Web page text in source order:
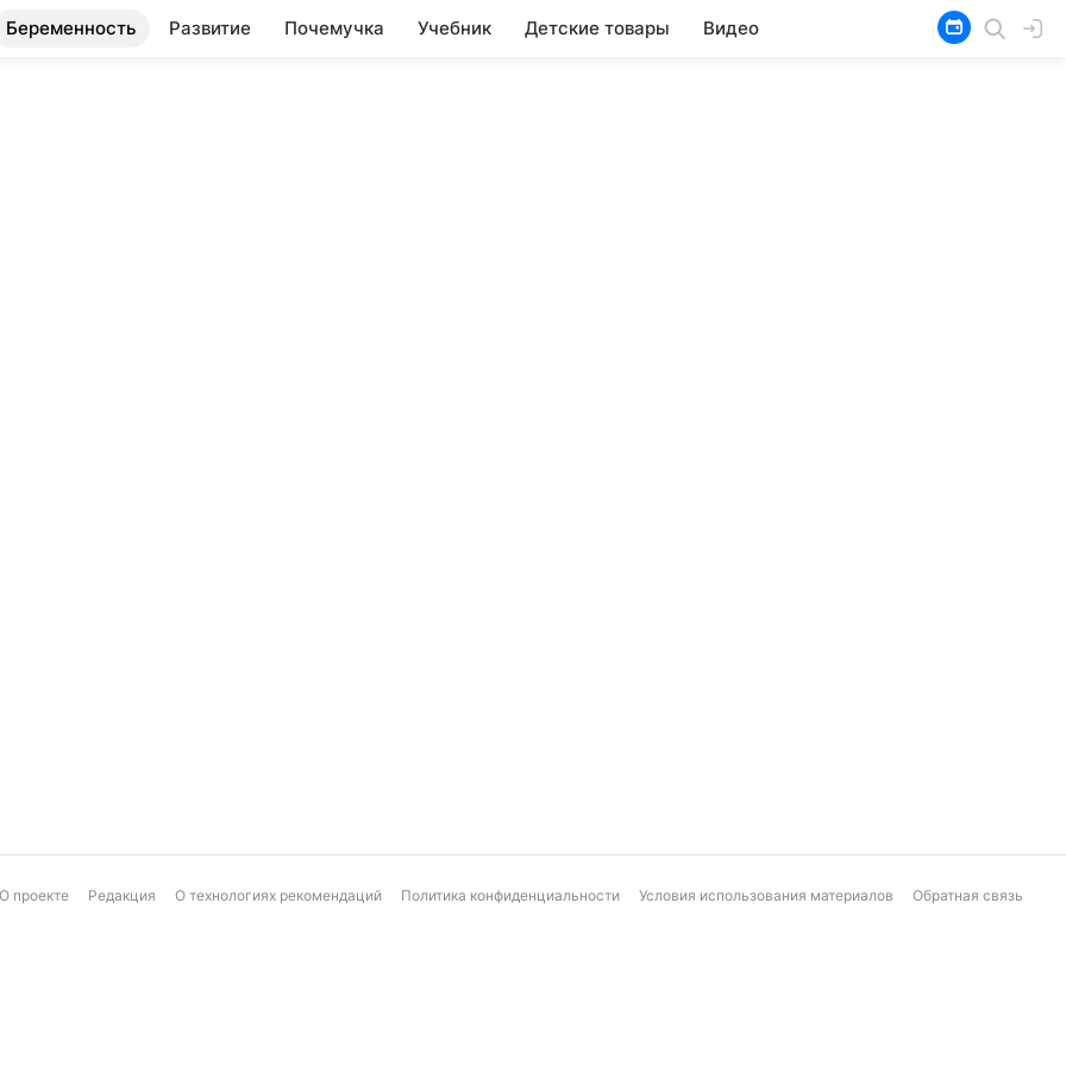
Беременность Развитие Почемучка Учебник Детские товары Видео
О проекте Редакция О технологиях рекомендаций Политика конфиденциальности Условия использования материалов Обратная связь